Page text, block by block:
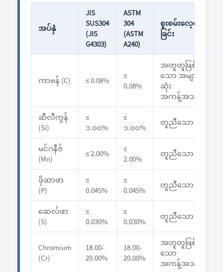
အပ်နှံ
JIS
SUS304
(JIS
G4303)
ASTM
304
(ASTM
A240)
စူးစမ်းလေ့လာ
ခြင်း
ကာဗန် (C) ≤ 0.08%
≤
0.08%
အတူတူဖြစ်
သော အများ
ဆုံး
အကန့်အသတ်
ဆီလီကွန်
(Si)
≤
၁.၀၀%
≤
၁.၀၀%
တူညီသော
မင်ဂနီဇ်
(Mn)
≤ 2.00%
≤
2.00%
တူညီသော
ဖိုဆာဖာ
(P)
≤
0.045%
≤
0.045%
တူညီသော
ဆေလ်ဖာ
(S)
≤
0.030%
≤
0.030%
တူညီသော
Chromium
(Cr)
18.00-
20.00%
18.00-
20.00%
အတူတူဖြစ်
သော
အကန့်အသတ်